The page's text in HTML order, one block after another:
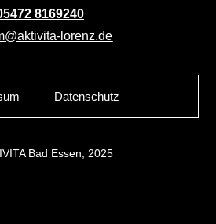
8169240
lorenz.de
Datenschutz
Bad Essen, 2025